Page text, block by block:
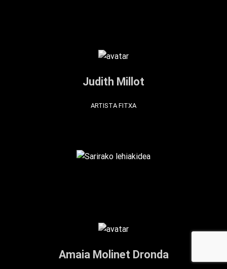
Judith Millot
ARTISTA FITXA
Amaia Molinet Dronda